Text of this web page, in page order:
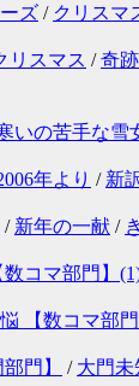
ズ / クリスマ
リスマス /奇
いの苦手な雪
年より / 新
/ 新年の一献 /
コマ部門】
【数コマ部門
門】 / 大門未